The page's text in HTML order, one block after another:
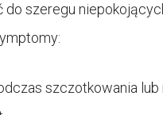
do szeregu
szczotkowania lub